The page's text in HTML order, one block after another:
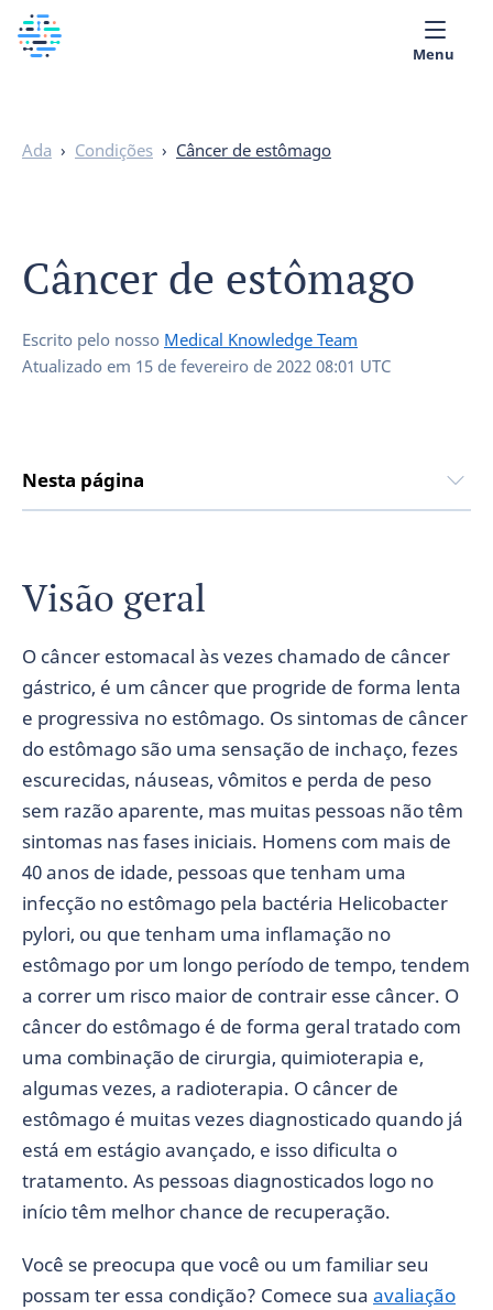
Biblioteca Médica
Menu
Ada › Condições › Câncer de estômago
Câncer de estômago
Escrito pelo nosso Medical Knowledge Team
Atualizado em 15 de fevereiro de 2022 08:01 UTC
Nesta página
Visão geral
O câncer estomacal às vezes chamado de câncer
gástrico, é um câncer que progride de forma lenta
e progressiva no estômago. Os sintomas de câncer
do estômago são uma sensação de inchaço, fezes
escurecidas, náuseas, vômitos e perda de peso
sem razão aparente, mas muitas pessoas não têm
sintomas nas fases iniciais. Homens com mais de
40 anos de idade, pessoas que tenham uma
infecção no estômago pela bactéria Helicobacter
pylori, ou que tenham uma inflamação no
estômago por um longo período de tempo, tendem
a correr um risco maior de contrair esse câncer. O
câncer do estômago é de forma geral tratado com
uma combinação de cirurgia, quimioterapia e,
algumas vezes, a radioterapia. O câncer de
estômago é muitas vezes diagnosticado quando já
está em estágio avançado, e isso dificulta o
tratamento. As pessoas diagnosticados logo no
início têm melhor chance de recuperação.
Você se preocupa que você ou um familiar seu
possam ter essa condição? Comece sua avaliação